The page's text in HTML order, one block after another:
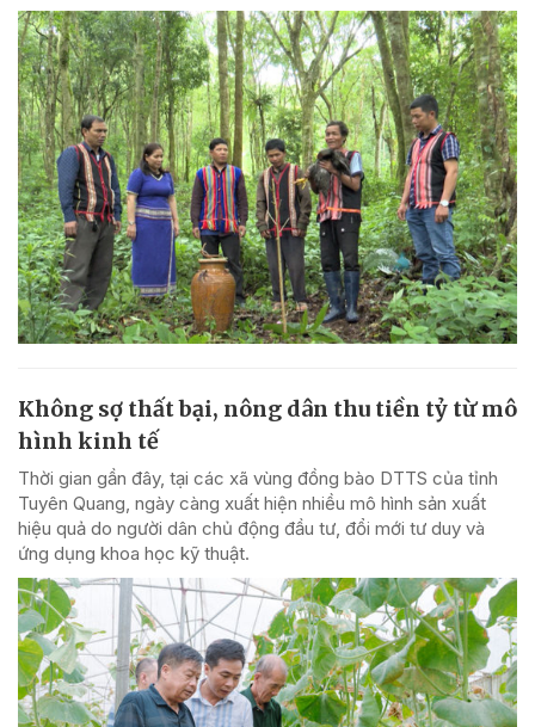
Không sợ thất bại, nông dân thu tiền tỷ từ mô
hình kinh tế
Thời gian gần đây, tại các xã vùng đồng bào DTTS của tỉnh
Tuyên Quang, ngày càng xuất hiện nhiều mô hình sản xuất
hiệu quả do người dân chủ động đầu tư, đổi mới tư duy và
ứng dụng khoa học kỹ thuật.